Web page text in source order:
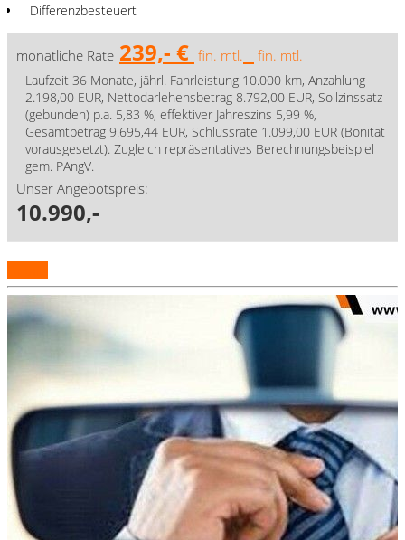
Differenzbesteuert
monatliche Rate 239,- € fin. mtl. fin. mtl.
Laufzeit 36 Monate, jährl. Fahrleistung 10.000 km, Anzahlung
2.198,00 EUR, Nettodarlehensbetrag 8.792,00 EUR, Sollzinssatz
(gebunden) p.a. 5,83 %, effektiver Jahreszins 5,99 %,
Gesamtbetrag 9.695,44 EUR, Schlussrate 1.099,00 EUR (Bonität
vorausgesetzt). Zugleich repräsentatives Berechnungsbeispiel
gem. PAngV.
Unser Angebotspreis:
10.990,-